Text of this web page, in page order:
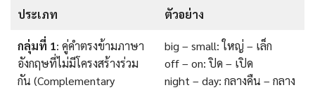
ประเภท ตัวอย่าง
กลุ่มที่ 1: คู่คำตรงข้ามภาษา
อังกฤษที่ไม่มีโครงสร้างร่วม
กัน (Complementary
big – small: ใหญ่ – เล็ก
off – on: ปิด – เปิด
night – day: กลางคืน – กลาง